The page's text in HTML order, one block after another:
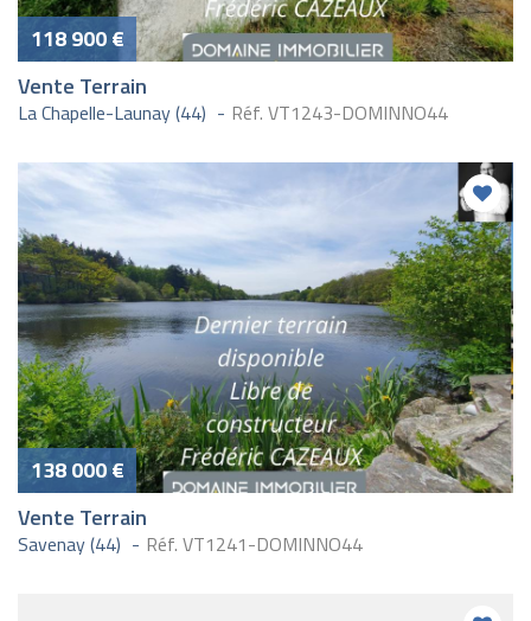
118 900 €
Vente Terrain
La Chapelle-Launay (44) Réf. VT1243-DOMINNO44
138 000 €
Vente Terrain
Savenay (44) Réf. VT1241-DOMINNO44